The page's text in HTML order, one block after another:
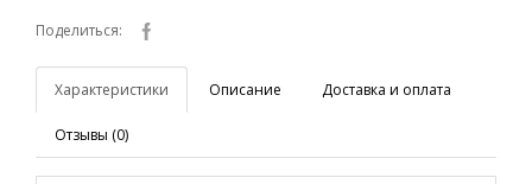
Поделиться:
Характеристики Описание Доставка и оплата
Отзывы (0)